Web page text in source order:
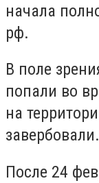
начала
рф.
В поле
попали во
на
завербовали.
После 24